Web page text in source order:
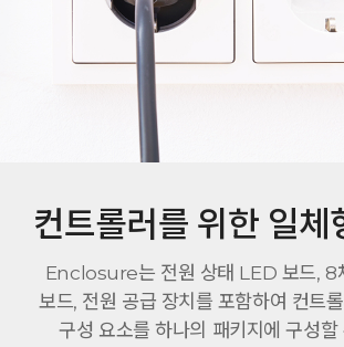
컨트롤러를 위한 일체
Enclosure는 전원 상태 LED 보드, 8
보드, 전원 공급 장치를 포함하여 컨트
구성 요소를 하나의 패키지에 구성할